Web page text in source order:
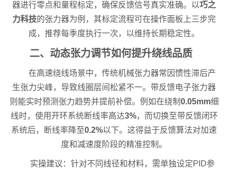
器进行零点和量程标定，确保反馈信号真实准确。以巧之
力科技的张力器为例，其标定流程可在操作面板上三步完
成，推荐每季度执行一次，以维持长期稳定性。
二、动态张力调节如何提升绕线品质
在高速绕线场景中，传统机械张力器常因惯性滞后产
生张力尖峰，导致线圈层间松紧不一。带反馈电子张力器
则能实时预测张力趋势并提前补偿。例如在绕制 0.05mm细
线时，使用开环系统断线率高达3%，而切换至带反馈闭环
系统后，断线率降至0.2%以下。这得益于反馈算法对加速
度和减速度阶段的精准控制。
实操建议：针对不同线径和材料，需单独设定PID参